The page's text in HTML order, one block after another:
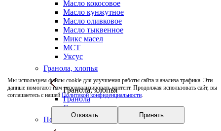
Мы используем файлы cookie для улучшения работы сайта и анализа трафика. Эти
данные помогают нам персонализировать контент. Продолжая использовать сайт, вы
соглашаетесь с нашей Политикой конфиденциальности.
Отказать Принять
Масло кокосовое
Масло кунжутное
Масло оливковое
Масло тыквенное
Микс масел
МСТ
Уксус
Гранола, хлопья
Гранола, хлопья
Гранола
Сухие завтраки
Полезные сладости